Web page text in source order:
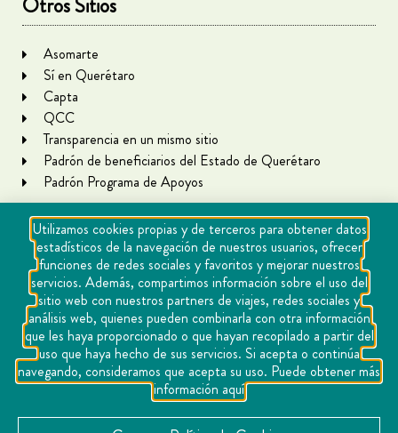
Asomarte
Sí en Querétaro
Capta
QCC
Transparencia en un mismo sitio
Padrón de beneficiarios del Estado de Querétaro
Padrón Programa de Apoyos
Copyright Querétaro Travel 2021 | v 1.1
Cookies
Aviso de privacidad
Directorio
Utilizamos cookies propias y de terceros para obtener datos
estadísticos de la navegación de nuestros usuarios, ofrecer
funciones de redes sociales y favoritos y mejorar nuestros
servicios. Además, compartimos información sobre el uso del
sitio web con nuestros partners de viajes, redes sociales y
análisis web, quienes pueden combinarla con otra información
que les haya proporcionado o que hayan recopilado a partir del
uso que haya hecho de sus servicios. Si acepta o continúa
navegando, consideramos que acepta su uso. Puede obtener más
información aquí